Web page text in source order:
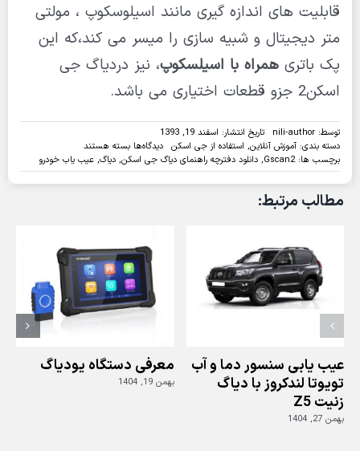
قابلیت های اندازه گیری مانند اسیلوسکوپ ، مولتی
متر دیجیتال و شبیه سازی را میسر می کند،که این
پک باتری همراه با اسیلسکوپ، نیز دردیاگ جی
اسکن2 جزو قطعات اختیاری می باشد.
توسط: nili-author
تاریخ انتشار: اسفند 19, 1393
دسته بندی: آموزش آنلاین, استفاده از جی اسکن دیدگاه‌ها برای
دفترچه
راهنمای
دیاگ
بسته هستند
برچسب ها:Gscan2
, دانلود دفترچه راهنمای دیاگ جی اسکن, دیاگ, عیب یاب خودرو
مطالب مرتبط:
عیب یابی سنسور دما و آب
تویوتا لندکروز با دیاگ
زنیت Z5
بهمن 27, 1404
معرفی دستگاه یودیاگ
بهمن 19, 1404